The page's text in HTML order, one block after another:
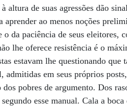
altura de suas agressões dão
aprender ao menos noções
o da paciência de seus eleitores,
lhe oferece resistência é o
estavam lhe questionando que
admitidas em seus próprios
dos pobres de argumento. Dos
esse manual. Cala a